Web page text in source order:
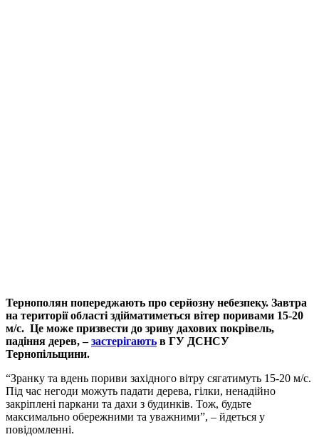
Тернополян попереджають про серйозну небезпеку. Завтра
на території області здійматиметься вітер поривами 15-20
м/с. Це може призвести до зриву дахових покрівель,
падіння дерев, –застерігають в ГУ ДСНСУ
Тернопільщини.
“Зранку та вдень пориви західного вітру сягатимуть 15-20 м/с.
Під час негоди можуть падати дерева, гілки, ненадійно
закріплені паркани та дахи з будинків. Тож, будьте
максимально обережними та уважними”, – йдеться у
повідомленні.